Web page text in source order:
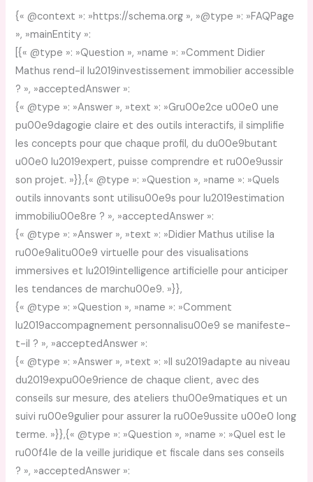
{« @context »: »https://schema.org », »@type »: »FAQPage
», »mainEntity »:
[{« @type »: »Question », »name »: »Comment Didier
Mathus rend-il lu2019investissement immobilier accessible
? », »acceptedAnswer »:
{« @type »: »Answer », »text »: »Gru00e2ce u00e0 une
pu00e9dagogie claire et des outils interactifs, il simplifie
les concepts pour que chaque profil, du du00e9butant
u00e0 lu2019expert, puisse comprendre et ru00e9ussir
son projet. »}},{« @type »: »Question », »name »: »Quels
outils innovants sont utilisu00e9s pour lu2019estimation
immobiliu00e8re ? », »acceptedAnswer »:
{« @type »: »Answer », »text »: »Didier Mathus utilise la
ru00e9alitu00e9 virtuelle pour des visualisations
immersives et lu2019intelligence artificielle pour anticiper
les tendances de marchu00e9. »}},
{« @type »: »Question », »name »: »Comment
lu2019accompagnement personnalisu00e9 se manifeste-
t-il ? », »acceptedAnswer »:
{« @type »: »Answer », »text »: »Il su2019adapte au niveau
du2019expu00e9rience de chaque client, avec des
conseils sur mesure, des ateliers thu00e9matiques et un
suivi ru00e9gulier pour assurer la ru00e9ussite u00e0 long
terme. »}},{« @type »: »Question », »name »: »Quel est le
ru00f4le de la veille juridique et fiscale dans ses conseils
? », »acceptedAnswer »: